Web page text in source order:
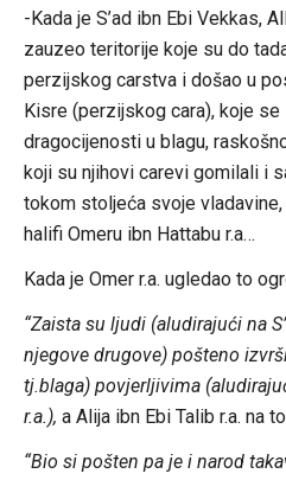
-Kada je S’ad ibn Ebi Vekkas,
zauzeo teritorije koje su do
perzijskog carstva i došao u
Kisre (perzijskog cara), koje
dragocijenosti u blagu,
koji su njihovi carevi gomilali i
tokom stoljeća svoje
halifi Omeru ibn Hattabu r.a…
Kada je Omer r.a. ugledao to
“Zaista su ljudi (aludirajući na
njegove drugove) pošteno
tj.blaga) povjerljivima
r.a.), a Alija ibn Ebi Talib r.a. na
“Bio si pošten pa je i narod